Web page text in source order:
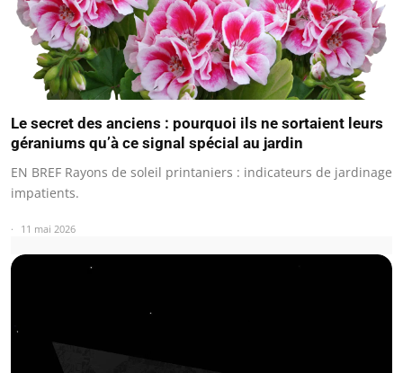
Le secret des anciens : pourquoi ils ne sortaient leurs
géraniums qu’à ce signal spécial au jardin
EN BREF Rayons de soleil printaniers : indicateurs de jardinage
impatients.
11 mai 2026